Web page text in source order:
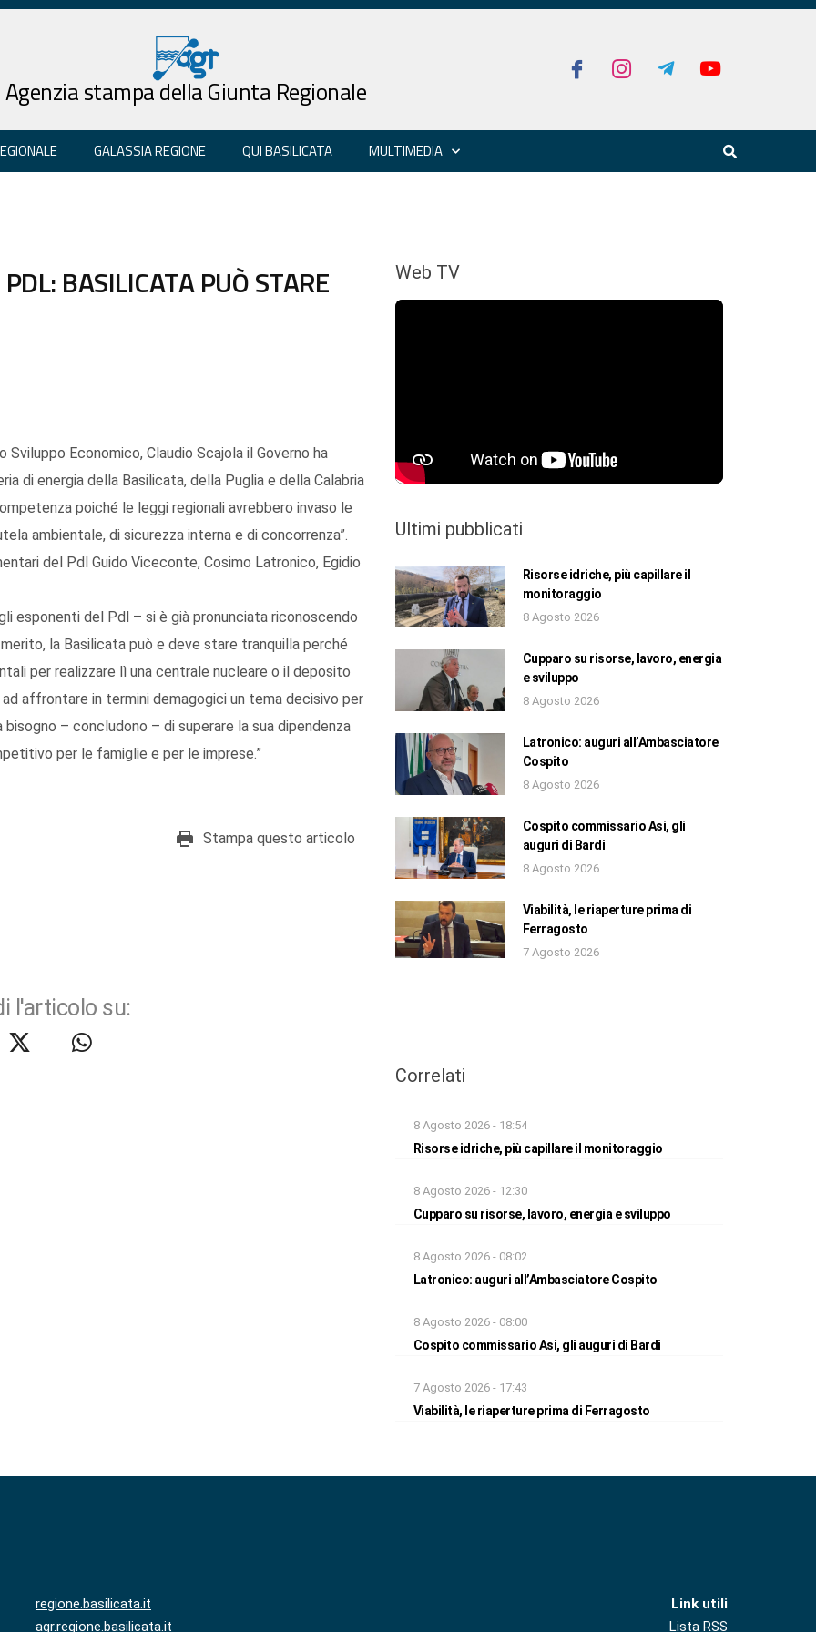
Agenzia stampa della Giunta Regionale
GALASSIA REGIONE QUI BASILICATA MULTIMEDIA
BASILICATA PUÒ STARE
Economico, Claudio Scajola il Governo ha
di energia della Basilicata, della Puglia e della Calabria
poiché le leggi regionali avrebbero invaso le
ambientale, di sicurezza interna e di concorrenza”.
del Pdl Guido Viceconte, Cosimo Latronico, Egidio
esponenti del Pdl – si è già pronunciata riconoscendo
la Basilicata può e deve stare tranquilla perché
per realizzare lì una centrale nucleare o il deposito
affrontare in termini demagogici un tema decisivo per
– concludono – di superare la sua dipendenza
per le famiglie e per le imprese.”
Stampa questo articolo
l'articolo su:
Web TV
Ultimi pubblicati
Risorse idriche, più capillare il
monitoraggio
8 Agosto 2026
Cupparo su risorse, lavoro, energia
e sviluppo
8 Agosto 2026
Latronico: auguri all’Ambasciatore
Cospito
8 Agosto 2026
Cospito commissario Asi, gli
auguri di Bardi
8 Agosto 2026
Viabilità, le riaperture prima di
Ferragosto
7 Agosto 2026
Correlati
8 Agosto 2026 - 18:54
Risorse idriche, più capillare il monitoraggio
8 Agosto 2026 - 12:30
Cupparo su risorse, lavoro, energia e sviluppo
8 Agosto 2026 - 08:02
Latronico: auguri all’Ambasciatore Cospito
8 Agosto 2026 - 08:00
Cospito commissario Asi, gli auguri di Bardi
7 Agosto 2026 - 17:43
Viabilità, le riaperture prima di Ferragosto
regione.basilicata.it
agr.regione.basilicata.it
Link utili
Lista RSS